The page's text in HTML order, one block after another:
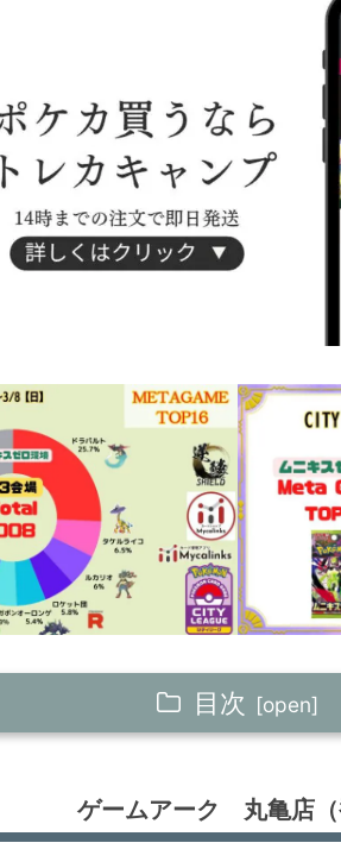
目次
（千葉）
ゲームアーク 丸亀店（